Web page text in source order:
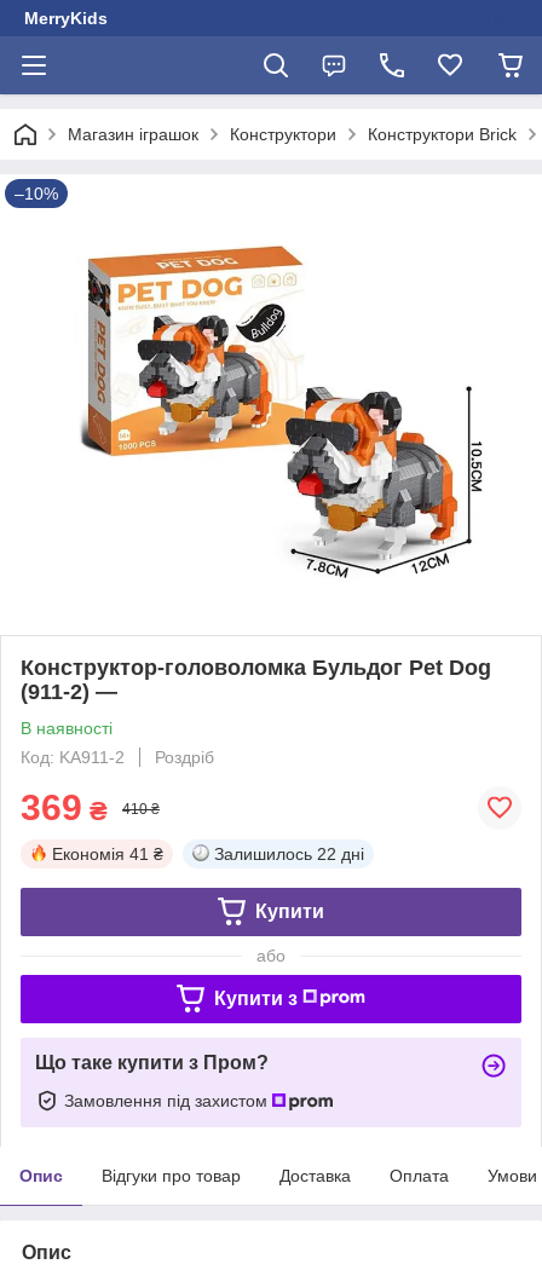
MerryKids
Магазин іграшок Конструктори Конструктори Brick
–10%
Конструктор-головоломка Бульдог Pet Dog
(911-2) —
В наявності
Код: KA911-2
Роздріб
369 ₴ 410 ₴
Економія 41 ₴ Залишилось 22 дні
Купити
або
Купити з
Що таке купити з Пром?
Замовлення під захистом
Опис Відгуки про товар Доставка Оплата Умови
Опис